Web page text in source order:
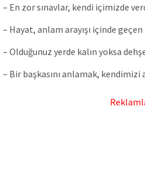
– En zor sınavlar, kendi içimizde
– Hayat, anlam arayışı içinde
– Olduğunuz yerde kalın yoksa
– Bir başkasını anlamak,